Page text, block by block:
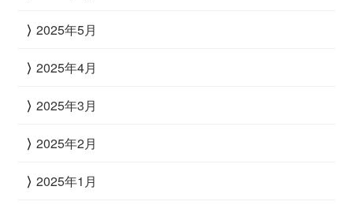
2025年5月
2025年4月
2025年3月
2025年2月
2025年1月